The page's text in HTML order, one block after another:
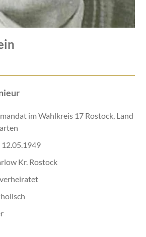
im Wahlkreis 17 Rostock, Land
Kr. Rostock